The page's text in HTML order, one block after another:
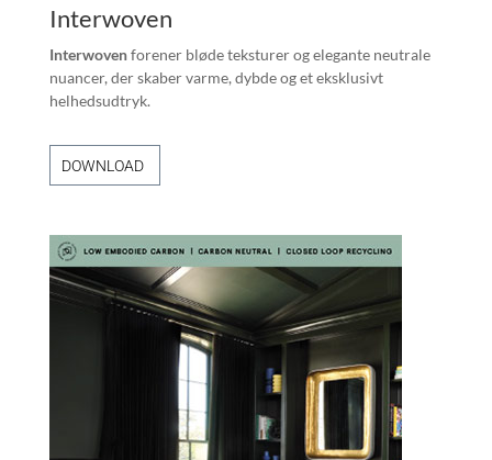
Interwoven
Interwovenforener bløde teksturer og elegante neutrale
nuancer, der skaber varme, dybde og et eksklusivt
helhedsudtryk.
DOWNLOAD